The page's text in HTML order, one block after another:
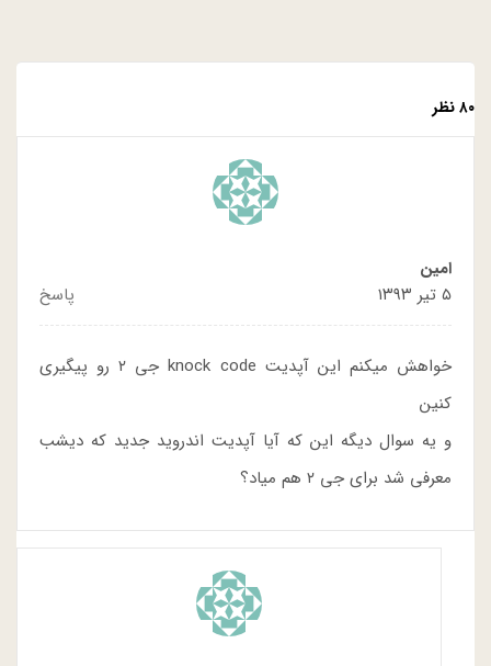
۸۰ نظر
امین
۵ تیر ۱۳۹۳
پاسخ
خواهش میکنم این آپدیت knock code جی ۲ رو پیگیری
کنین
و یه سوال دیگه این که آیا آپدیت اندروید جدید که دیشب
معرفی شد برای جی ۲ هم میاد؟